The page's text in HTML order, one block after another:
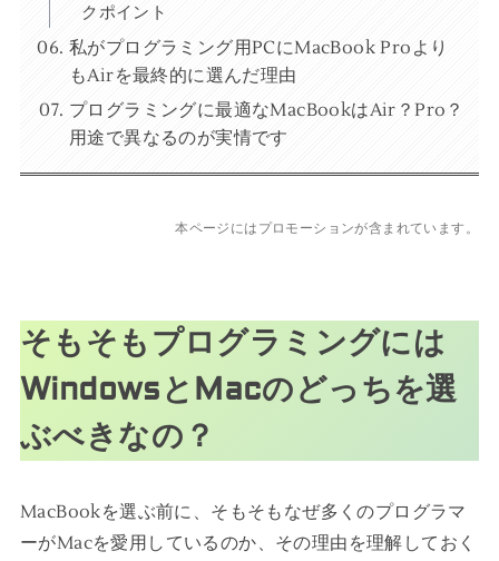
クポイント
私がプログラミング用PCにMacBook Proより
もAirを最終的に選んだ理由
プログラミングに最適なMacBookはAir？Pro？
用途で異なるのが実情です
本ページにはプロモーションが含まれています。
そもそもプログラミングには
WindowsとMacのどっちを選
ぶべきなの？
MacBookを選ぶ前に、そもそもなぜ多くのプログラマ
ーがMacを愛用しているのか、その理由を理解しておく